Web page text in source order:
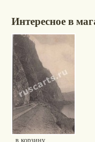
Интересное в
в корзину